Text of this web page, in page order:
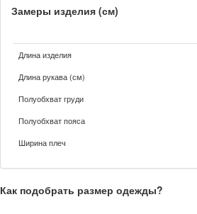
Замеры изделия (см)
Длина изделия
Длина рукава (см)
Полуобхват груди
Полуобхват пояса
Ширина плеч
Как подобрать размер одежды?